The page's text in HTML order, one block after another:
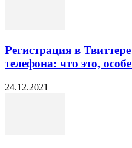
Регистрация в
телефона: что это,
24.12.2021